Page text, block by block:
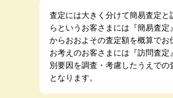
査定には大きく分けて簡易査定
らというお客さまには『簡易査
からおおよその査定額を概算で
お考えのお客さまには『訪問査
別要因を調査・考慮したうえで
となります。